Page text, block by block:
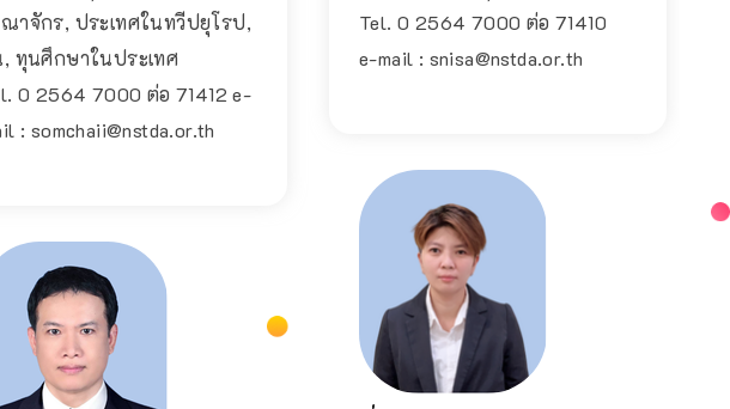
าจักร, ประเทศในทวีปยุโรป,
ทุนศึกษาในประเทศ
0 2564 7000 ต่อ 71412 e-
: somchaii@nstda.or.th
สหรัฐอเมริกา แคนาดา
(อักษร ฟ-ฮ)
าจักร, ประเทศในทวีปยุโรป,
ทุนศึกษาในประเทศ
0 2564 7000 ต่อ 71412 e-
: somchaii@nstda.or.th
Tel. 0 2564 7000 ต่อ 71410
e-mail : snisa@nstda.or.th